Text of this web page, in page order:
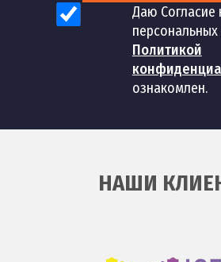
Даю Согласие
Политикой
ознакомлен.
НАШИ